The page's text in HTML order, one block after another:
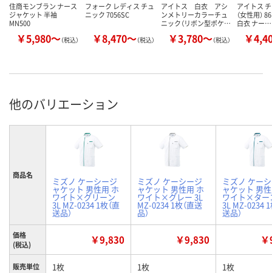
住商モンブラン ナース
ジャケット 半袖
MN500
￥5,980～（税込）
フォーク レディス チュ
ニック 7056SC
￥8,470～（税込）
アイトス 白衣 アシ
ンメトリーカラーチュ
ニック（リボン型ポケ…
￥3,780～（税込）
アイトス
（女性用）
白衣 ナー…
￥
他のバリエーション
商品名
ミズノ ケーシージ
ャケット 男性用 ホ
ワイト×グリーン
3L MZ-0234 1枚（直
送品）
ミズノ ケーシージ
ャケット 男性用 ホ
ワイト×グレー 3L
MZ-0234 1枚（直送
品）
ミズノ ケー
ャケット 男
ワイト×ター
3L MZ-0234 1
送品）
価格
(税込)
￥9,830 ￥9,830
販売単位 1枚 1枚 1枚